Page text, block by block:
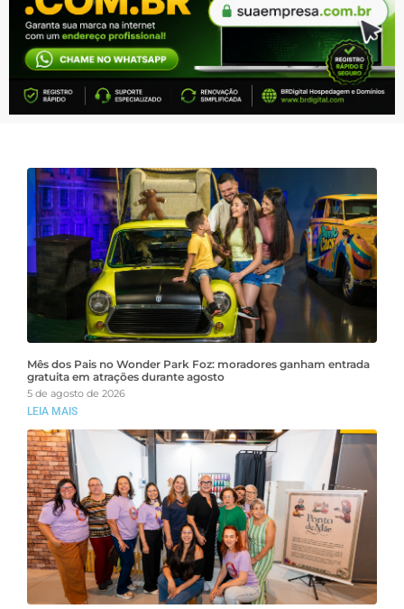
Mês dos Pais no Wonder Park Foz: moradores ganham entrada
gratuita em atrações durante agosto
5 de agosto de 2026
LEIA MAIS